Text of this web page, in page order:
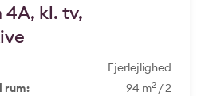
4A, kl. tv,
Ejerlejlighed
rum:
94 m2 / 2